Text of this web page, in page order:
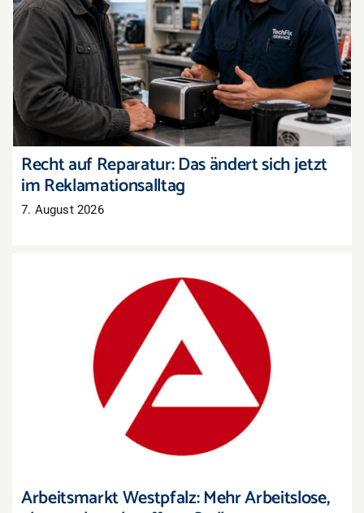
Recht auf Reparatur: Das ändert sich jetzt im
Reklamationsalltag
Recht auf Reparatur: Das ändert sich jetzt
im Reklamationsalltag
7. August 2026
Arbeitsmarkt Westpfalz: Mehr Arbeitslose, aber
auch mehr offene Stellen
Arbeitsmarkt Westpfalz: Mehr Arbeitslose,